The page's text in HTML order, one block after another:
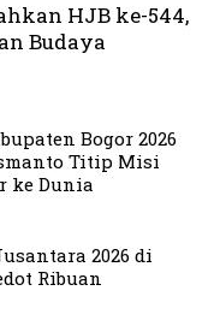
HJB ke-544,
Budaya
Bogor 2026
Titip Misi
ke Dunia
2026 di
Ribuan